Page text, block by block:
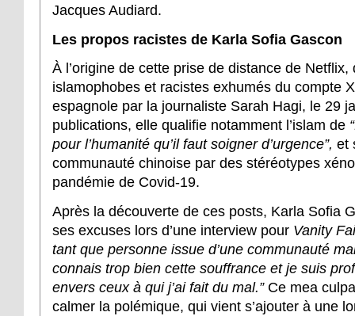
Jacques Audiard.
Les propos racistes de Karla Sofia Gascon
À l’origine de cette prise de distance de Netflix,
islamophobes et racistes exhumés du compte
espagnole par la journaliste Sarah Hagi, le 29
publications, elle qualifie notamment l’islam de
pour l’humanité qu’il faut soigner d’urgence”, et
communauté chinoise par des stéréotypes
pandémie de Covid-19.
Après la découverte de ces posts, Karla Sofia
ses excuses lors d’une interview pour Vanity
tant que personne issue d’une communauté
connais trop bien cette souffrance et je suis
envers ceux à qui j’ai fait du mal.”Ce mea
calmer la polémique, qui vient s’ajouter à une